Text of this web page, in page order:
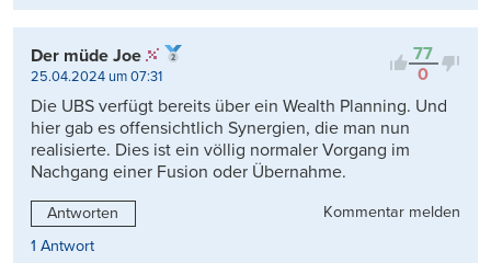
77
0
Der müde Joe
25.04.2024 um 07:31
Die UBS verfügt bereits über ein Wealth Planning. Und
hier gab es offensichtlich Synergien, die man nun
realisierte. Dies ist ein völlig normaler Vorgang im
Nachgang einer Fusion oder Übernahme.
Antworten
Kommentar melden
1 Antwort